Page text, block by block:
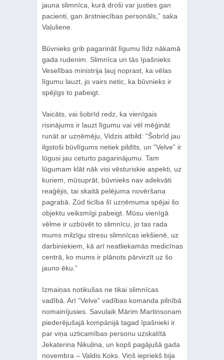
jauna slimnīca, kurā droši var justies gan
pacienti, gan ārstniecības personāls,” saka
Vaļuliene.
Būvnieks grib pagarināt līgumu līdz nākamā
gada rudenim. Slimnīca un tās īpašnieks
Veselības ministrija ļauj noprast, ka vēlas
līgumu lauzt, jo vairs netic, ka būvnieks ir
spējīgs to pabeigt.
Vaicāts, vai šobrīd redz, ka vienīgais
risinājums ir lauzt līgumu vai vēl mēģināt
runāt ar uzņēmēju, Vidzis atbild: “Šobrīd jau
ilgstoši būvlīgums netiek pildīts, un “Velve” ir
lūgusi jau ceturto pagarinājumu. Tam
lūgumam klāt nāk visi vēsturiskie aspekti, uz
kuriem, mūsuprāt, būvnieks nav adekvāti
reaģējis, tai skaitā pelējuma novēršana
pagrabā. Zūd ticība šī uzņēmuma spējai šo
objektu veiksmīgi pabeigt. Mūsu vienīgā
vēlme ir uzbūvēt to slimnīcu, jo tas rada
mums milzīgu stresu slimnīcas iekšienē, uz
darbiniekiem, kā arī neatliekamās medicīnas
centrā, ko mums ir plānots pārvirzīt uz šo
jauno ēku.”
Izmaiņas notikušas ne tikai slimnīcas
vadībā. Arī “Velve” vadības komanda pilnībā
nomainījusies. Savulaik Mārim Martinsonam
piederējušajā kompānijā tagad īpašnieki ir
par viņa uzticamības personu uzskatītā
Jekaterina Nikuļina, un kopš pagājušā gada
novembra – Valdis Koks. Viņš iepriekš bija